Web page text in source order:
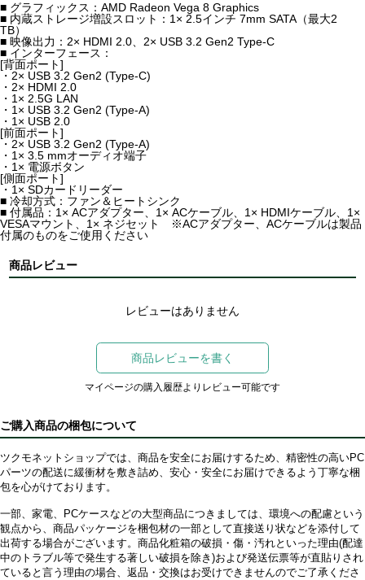
■ グラフィックス：AMD Radeon Vega 8 Graphics
■ 内蔵ストレージ増設スロット：1× 2.5インチ 7mm SATA（最大2
TB）
■ 映像出力：2× HDMI 2.0、2× USB 3.2 Gen2 Type-C
■ インターフェース：
[背面ポート]
・2× USB 3.2 Gen2 (Type-C)
・2× HDMI 2.0
・1× 2.5G LAN
・1× USB 3.2 Gen2 (Type-A)
・1× USB 2.0
[前面ポート]
・2× USB 3.2 Gen2 (Type-A)
・1× 3.5 mmオーディオ端子
・1× 電源ボタン
[側面ポート]
・1× SDカードリーダー
■ 冷却方式：ファン＆ヒートシンク
■ 付属品：1× ACアダプター、1× ACケーブル、1× HDMIケーブル、1×
VESAマウント、1× ネジセット ※ACアダプター、ACケーブルは製品
付属のものをご使用ください
商品レビュー
レビューはありません
商品レビューを書く
マイページの購入履歴よりレビュー可能です
ご購入商品の梱包について
ツクモネットショップでは、商品を安全にお届けするため、精密性の高いPC
パーツの配送に緩衝材を敷き詰め、安心・安全にお届けできるよう丁寧な梱
包を心がけております。
一部、家電、PCケースなどの大型商品につきましては、環境への配慮という
観点から、商品パッケージを梱包材の一部として直接送り状などを添付して
出荷する場合がございます。商品化粧箱の破損・傷・汚れといった理由(配達
中のトラブル等で発生する著しい破損を除き)および発送伝票等が直貼りされ
ていると言う理由の場合、返品・交換はお受けできませんのでご了承くださ